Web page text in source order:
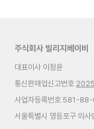
주식회사 빌리지베이비
대표이사 이정윤
통신판매업신고번호
사업자등록번호 581-
서울특별시 영등포구 의